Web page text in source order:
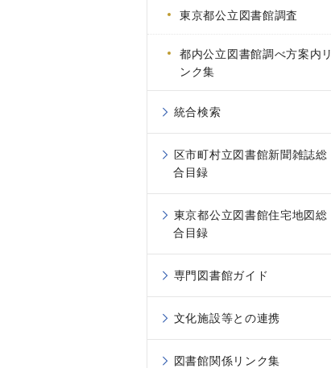
東京都公立図書館調査
都内公立図書館調べ方案内リ
ンク集
統合検索
区市町村立図書館新聞雑誌総
合目録
東京都公立図書館住宅地図総
合目録
専門図書館ガイド
文化施設等との連携
図書館関係リンク集